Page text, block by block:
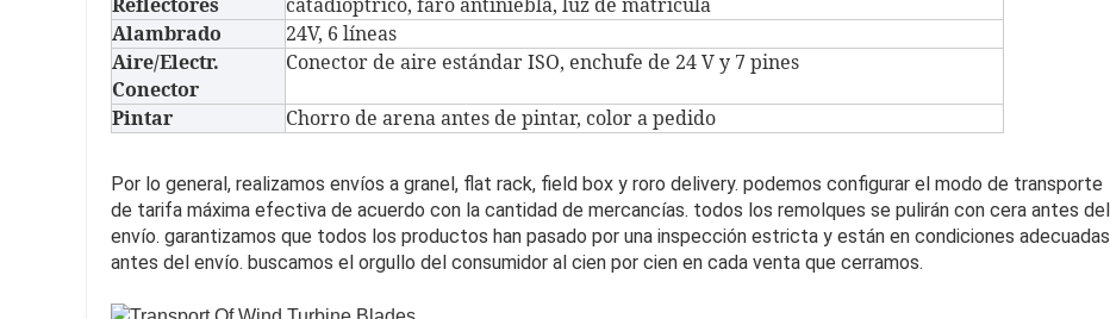
Alambrado
24V, 6 líneas
Aire/Electr.
Conector
Conector de aire estándar ISO, enchufe de 24 V y 7 pines
Pintar Chorro de arena antes de pintar, color a pedido
Por lo general, realizamos envíos a granel, flat rack, field box y roro delivery. podemos configurar el modo de transporte
de tarifa máxima efectiva de acuerdo con la cantidad de mercancías. todos los remolques se pulirán con cera antes del
envío. garantizamos que todos los productos han pasado por una inspección estricta y están en condiciones adecuadas
antes del envío. buscamos el orgullo del consumidor al cien por cien en cada venta que cerramos.